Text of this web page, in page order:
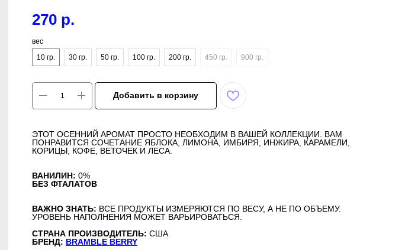
270 р.
вес
10 гр.
30 гр. 50 гр. 100 гр. 200 гр. 450 гр. 900 гр.
Добавить в корзину
ЭТОТ ОСЕННИЙ АРОМАТ ПРОСТО НЕОБХОДИМ В ВАШЕЙ КОЛЛЕКЦИИ. ВАМ
ПОНРАВИТСЯ СОЧЕТАНИЕ ЯБЛОКА, ЛИМОНА, ИМБИРЯ, ИНЖИРА, КАРАМЕЛИ,
КОРИЦЫ, КОФЕ, ВЕТОЧЕК И ЛЕСА.
ВАНИЛИН: 0%
БЕЗ ФТАЛАТОВ
ВАЖНО ЗНАТЬ: ВСЕ ПРОДУКТЫ ИЗМЕРЯЮТСЯ ПО ВЕСУ, А НЕ ПО ОБЪЕМУ.
УРОВЕНЬ НАПОЛНЕНИЯ МОЖЕТ ВАРЬИРОВАТЬСЯ.
СТРАНА ПРОИЗВОДИТЕЛЬ: США
БРЕНД: BRAMBLE BERRY